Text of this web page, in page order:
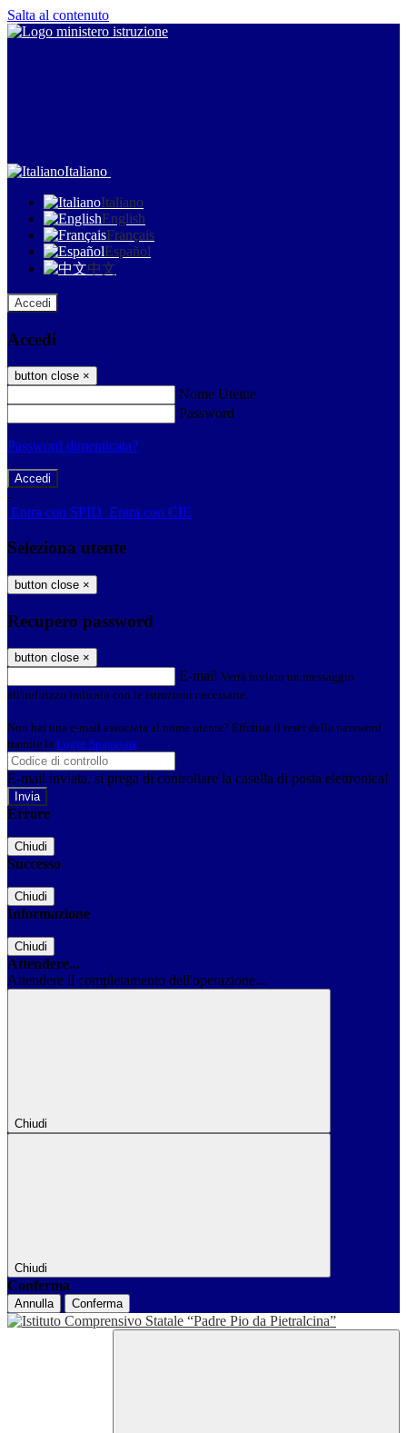
Salta al contenuto
Italiano
Italiano
English
Français
Español
中文
Accedi
Accedi
button close ×
Nome Utente
Password
Password dimenticata?
-
Entra con SPID Entra con CIE
Seleziona utente
button close ×
Recupero password
button close ×
E-mail Verrà inviato un messaggio
all'indirizzo indicato con le istruzioni necessarie.
Non hai una e-mail associata al nome utente? Effettua il reset della password
tramite la Login Spaggiari
E-mail inviata, si prega di controllare la casella di posta elettronica!
Errore
Chiudi
Successo
Chiudi
Informazione
Chiudi
Attendere...
Attendere il completamento dell'operazione...
Chiudi
Chiudi
Conferma
Annulla Conferma